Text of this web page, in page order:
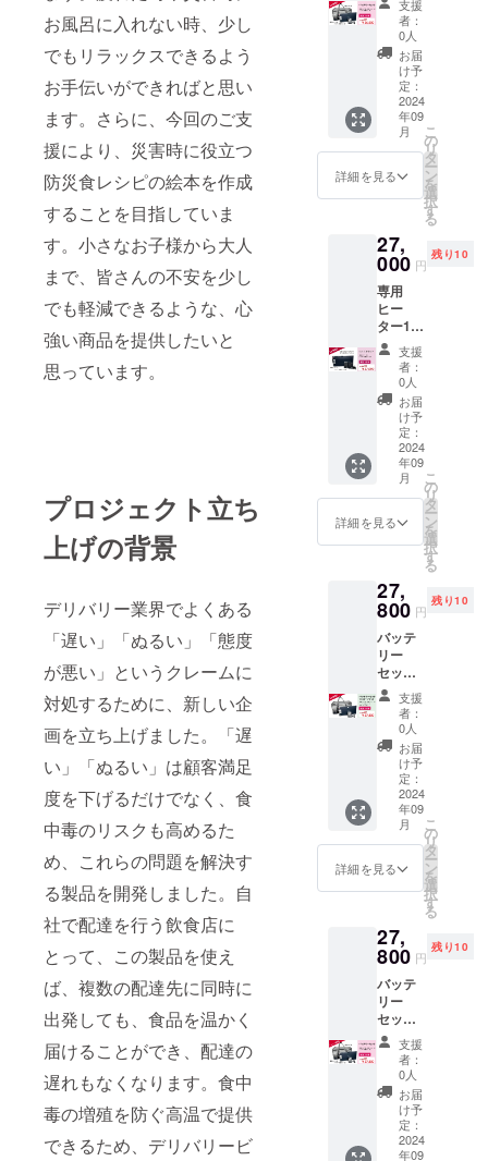
お風呂に入れない時、少し
でもリラックスできるよう
お手伝いができればと思い
ます。さらに、今回のご支
援により、災害時に役立つ
防災食レシピの絵本を作成
することを目指していま
す。小さなお子様から大人
まで、皆さんの不安を少し
でも軽減できるような、心
強い商品を提供したいと
思っています。
プロジェクト立ち
上げの背景
デリバリー業界でよくある
「遅い」「ぬるい」「態度
が悪い」というクレームに
対処するために、新しい企
画を立ち上げました。「遅
い」「ぬるい」は顧客満足
度を下げるだけでなく、食
中毒のリスクも高めるた
め、これらの問題を解決す
る製品を開発しました。自
社で配達を行う飲食店に
とって、この製品を使え
ば、複数の配達先に同時に
出発しても、食品を温かく
届けることができ、配達の
遅れもなくなります。食中
毒の増殖を防ぐ高温で提供
できるため、デリバリービ
割 定
32,780
円(税込)
から約
20%OF
26,000
円(税込)
にてご
提供し
ます。
ト内容
専用
バッグ1
本 ／専
用ヒー
ター1枚
／バッ
テリー
充電
セット1
台 ※
バッテ
リーは
PSE
マーク
（その
他法定
り 熱々
を2時間
弱キー
プする
ことが
できま
す。 購
入した
お惣菜
などを
温めて
ながら
持ち帰
るエコ
バッグ
代わり
にも使
支援
者：
0人
お届
け予
定：
2024
年09
月
詳細を見る
こ
の
リ
タ
ー
ン
を
選
択
す
る
27,
000 円
残り10
専用
ヒー
ター1枚
+専用
バッテ
リー2
セット
のシン
プル
セット
が約２
５％OF
Fのお特
割 今、
持って
いる保
グに加
熱機能
をプラ
スでき
るシン
プル
セット
※バッグ
生地な
どが耐
熱素材
でない
場合な
どの破
損は保
証対象
外とな
ター１
枚+専用
バッテ
リー2台
※バッテ
リーは
PSE
マーク
（その
他法定
表示を
含む）
表示あ
支援
者：
0人
お届
け予
定：
2024
年09
月
詳細を見る
こ
の
リ
タ
ー
ン
を
選
択
す
る
27,
800 円
残り10
バッテ
リー
セット
＋シ
ガーソ
ケッ
ト お
得割
定価
34,980
円(税込)
から約
20%OF
Fの
27,800
円(税込)
提供し
ます。
・セッ
ト内容
専用
バッグ1
本 ／
ヒー
ター1枚
／バッ
テリー
充電
セット1
支援
者：
0人
お届
け予
定：
2024
年09
月
詳細を見る
こ
の
リ
タ
ー
ン
を
選
択
す
る
27,
800 円
残り10
バッテ
リー
セット
ちょい
得割
定価
32,780
円(税込)
から約
20%OF
支援
者：
0人
お届
け予
定：
2024
年09